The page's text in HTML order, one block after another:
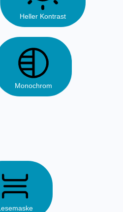
Heller Kontrast
Monochrom
Lesemaske